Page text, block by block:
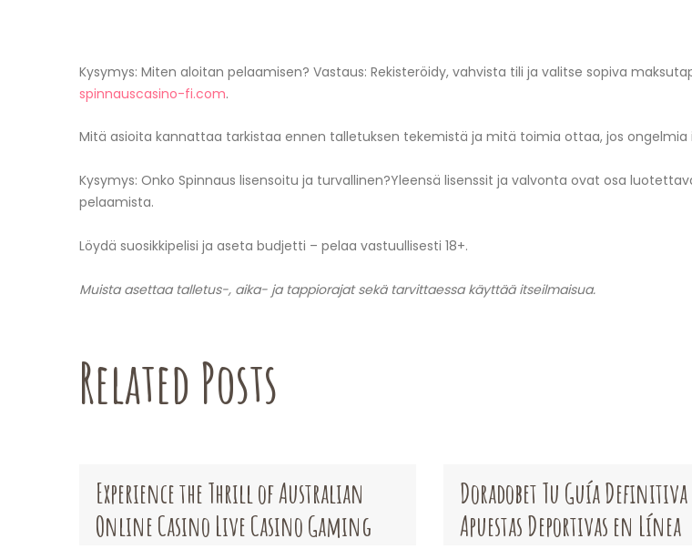
Kysymys: Miten aloitan pelaamisen? Vastaus: Rekisteröidy, vahvista tili ja valitse sopiva
spinnauscasino-fi.com.
Mitä asioita kannattaa tarkistaa ennen talletuksen tekemistä ja mitä toimia ottaa, jos ongelmia
Kysymys: Onko Spinnaus lisensoitu ja turvallinen?Yleensä lisenssit ja valvonta ovat osa
pelaamista.
Löydä suosikkipelisi ja aseta budjetti – pelaa vastuullisesti 18+.
Muista asettaa talletus-, aika- ja tappiorajat sekä tarvittaessa käyttää itseilmaisua.
Related Posts
Experience the Thrill of Australian
Online Casino Live Casino Gaming
Doradobet Tu Guía Definitiva
Apuestas Deportivas en Línea